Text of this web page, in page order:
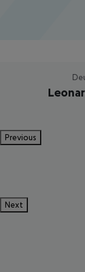
Previous
Next